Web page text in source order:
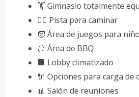
🏋 Gimnasio totalmente
🚶‍♂️ Pista para caminar
🧒 Área de juegos para
🍖 Área de BBQ
🏢 Lobby climatizado
🔌 Opciones para carga de
📊 Salón de reuniones